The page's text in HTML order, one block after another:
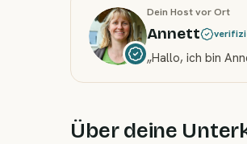
Dein Host vor Ort
Annett
„Hallo, ich bin
Über deine